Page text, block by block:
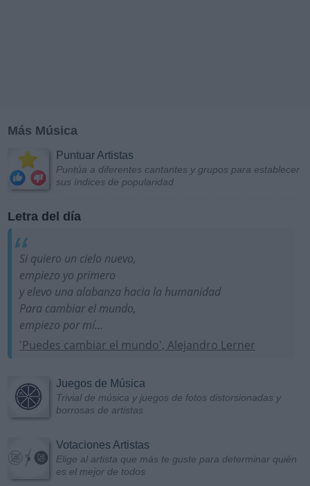
Más Música
Puntuar Artistas
Puntúa a diferentes cantantes y grupos para establecer
sus índices de popularidad
Letra del día
Si quiero un cielo nuevo,
empiezo yo primero
y elevo una alabanza hacia la humanidad
Para cambiar el mundo,
empiezo por mí...
'Puedes cambiar el mundo', Alejandro Lerner
Juegos de Música
Trivial de música y juegos de fotos distorsionadas y
borrosas de artistas
Votaciones Artistas
Elige al artista que más te guste para determinar quién
es el mejor de todos